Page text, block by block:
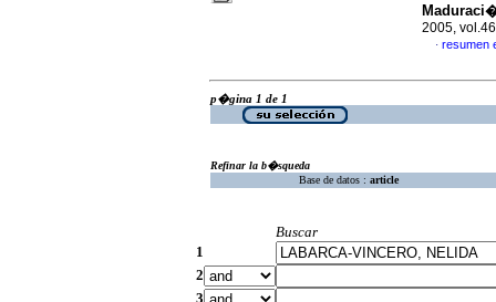
2005,
· resumen
p�gina 1 de 1
Refinar la b�squeda
Base de datos : article
Buscar
1
2
3